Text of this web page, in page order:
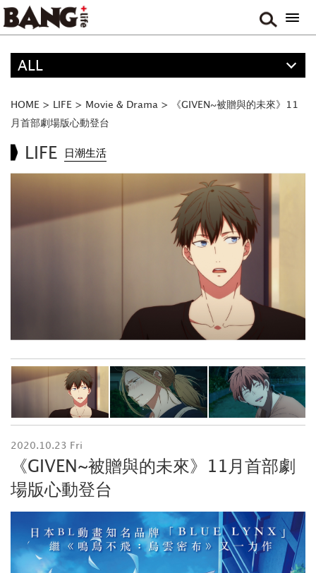
ALL
ANIME
FOOD
TRAVEL
GAME
HOME > LIFE > Movie & Drama >
《GIVEN~被贈與的未來》11
月首部劇場版心動登台
LIFE 日潮生活
2020.10.23 Fri
《GIVEN~被贈與的未來》11月首部劇
場版心動登台